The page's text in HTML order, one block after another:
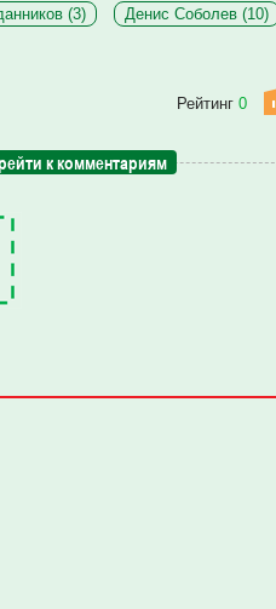
(3)
Денис Соболев (10)
Рейтинг 0
к комментариям